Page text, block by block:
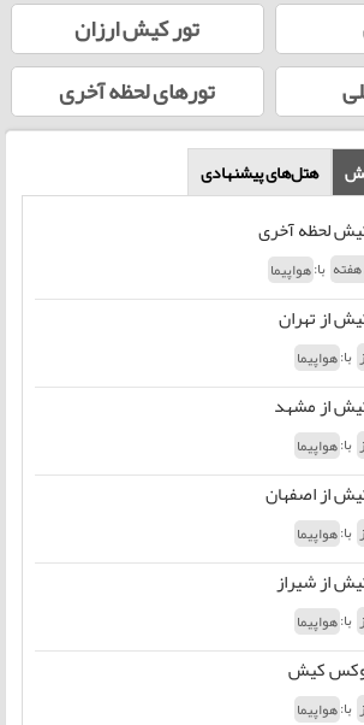
تور کیش ارزان
تورهای لحظه‌ آخری
هتل‌‌های پیشنهادی
لحظه آخری
هفته با:هواپیما
از تهران
با:هواپیما
از مشهد
با:هواپیما
از اصفهان
با:هواپیما
از شیراز
با:هواپیما
کیش
با:هواپیما